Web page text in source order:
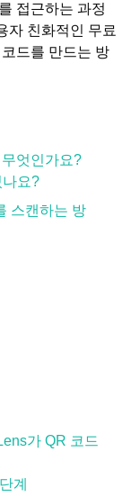
접근하는 과정
자 친화적인 무료
드를 만드는 방
엇인가요?
나요?
스캔하는 방
가 QR 코드
계